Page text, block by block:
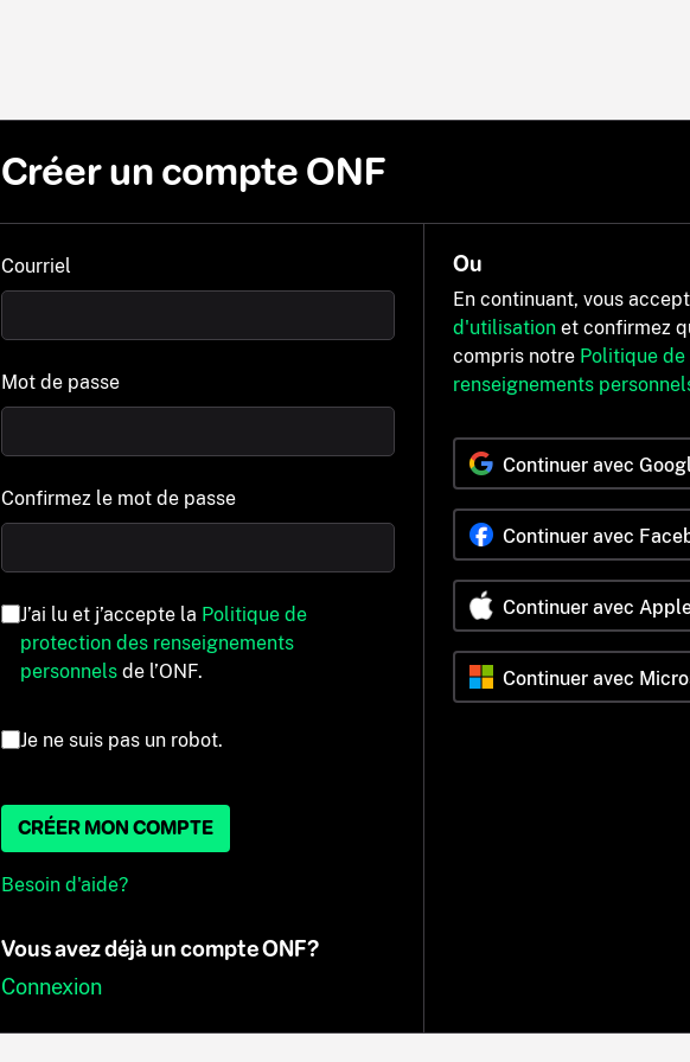
Créer un compte ONF
Courriel
Mot de passe
Confirmez le mot de passe
J’ai lu et j’accepte la Politique de
protection des renseignements
personnelsde l’ONF.
Je ne suis pas un robot.
CRÉER MON COMPTE
Besoin d'aide?
Vous avez déjà un compte ONF?
Connexion
Ou
En continuant, vous
d'utilisation et confirmez
compris notre Politique
renseignements
Continuer avec
Continuer avec
Continuer avec
Continuer avec